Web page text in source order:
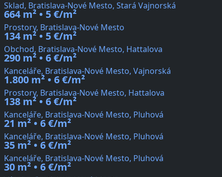
Sklad, Bratislava-Nové Mesto, Stará Vajnorská
664 m² • 5 €/m²
Prostory, Bratislava-Nové Mesto
134 m² • 5 €/m²
Obchod, Bratislava-Nové Mesto, Hattalova
290 m² • 6 €/m²
Kanceláře, Bratislava-Nové Mesto, Vajnorská
1.800 m² • 6 €/m²
Prostory, Bratislava-Nové Mesto, Hattalova
138 m² • 6 €/m²
Kanceláře, Bratislava-Nové Mesto, Pluhová
21 m² • 6 €/m²
Kanceláře, Bratislava-Nové Mesto, Pluhová
35 m² • 6 €/m²
Kanceláře, Bratislava-Nové Mesto, Pluhová
30 m² • 6 €/m²